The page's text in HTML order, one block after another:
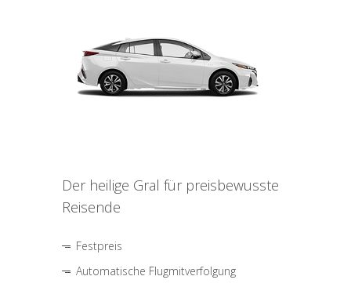
Der heilige Gral für preisbewusste
Reisende
Festpreis
Automatische Flugmitverfolgung